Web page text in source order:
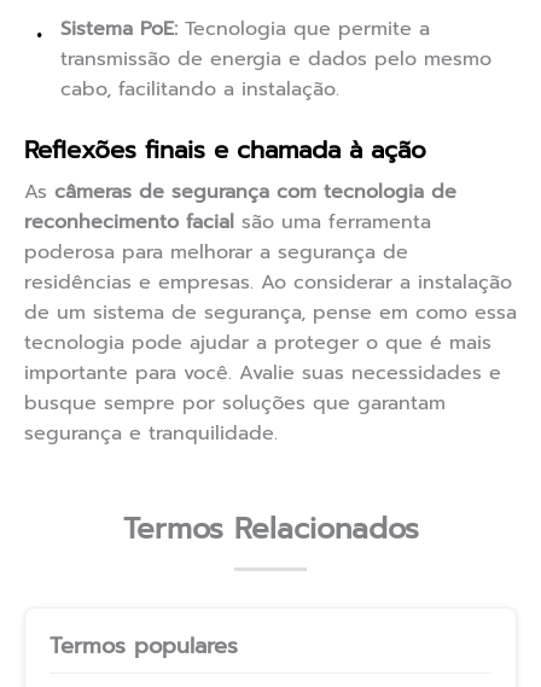
Sistema PoE: Tecnologia que permite a
transmissão de energia e dados pelo mesmo
cabo, facilitando a instalação.
Reflexões finais e chamada à ação
As câmeras de segurança com tecnologia de
reconhecimento facial são uma ferramenta
poderosa para melhorar a segurança de
residências e empresas. Ao considerar a instalação
de um sistema de segurança, pense em como essa
tecnologia pode ajudar a proteger o que é mais
importante para você. Avalie suas necessidades e
busque sempre por soluções que garantam
segurança e tranquilidade.
Termos Relacionados
Termos populares